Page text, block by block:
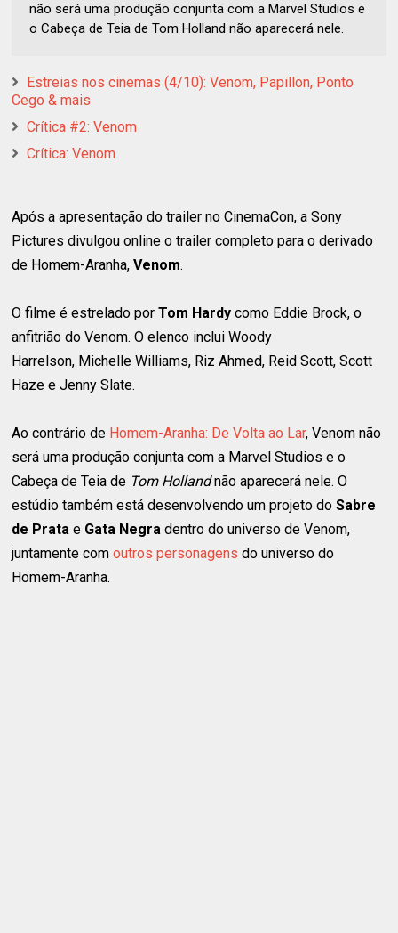
não será uma produção conjunta com a Marvel Studios e
o Cabeça de Teia de Tom Holland não aparecerá nele.
Estreias nos cinemas (4/10): Venom, Papillon, Ponto
Cego & mais
Crítica #2: Venom
Crítica: Venom
Após a apresentação do trailer no CinemaCon, a Sony
Pictures divulgou online o trailer completo para o derivado
de Homem-Aranha,Venom.
O filme é estrelado porTom Hardy como Eddie Brock, o
anfitrião do Venom. O elenco inclui Woody
Harrelson, Michelle Williams, Riz Ahmed, Reid Scott, Scott
Haze e Jenny Slate.
Ao contrário de Homem-Aranha: De Volta ao Lar, Venom não
será uma produção conjunta com a Marvel Studios e o
Cabeça de Teia de Tom Hollandnão aparecerá nele. O
estúdio também está desenvolvendo um projeto doSabre
de Prata e Gata Negra dentro do universo de Venom,
juntamente comoutros personagens do universo do
Homem-Aranha.